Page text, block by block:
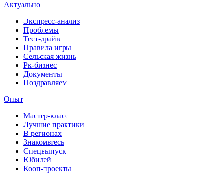
Актуально
Экспресс-анализ
Проблемы
Тест-драйв
Правила игры
Сельская жизнь
Рк-бизнес
Документы
Поздравляем
Опыт
Мастер-класс
Лучшие практики
В регионах
Знакомьтесь
Спецвыпуск
Юбилей
Кооп-проекты